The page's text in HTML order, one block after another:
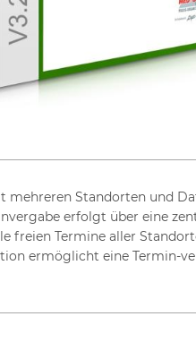
mehreren Standorten und
erfolgt über eine
freien Termine aller
ermöglicht eine Termin-